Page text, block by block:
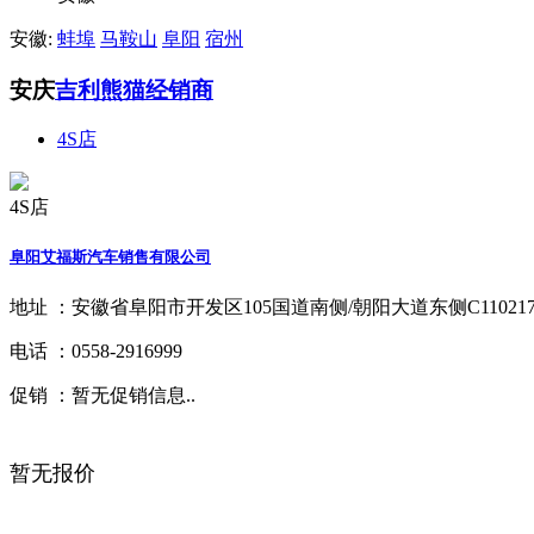
安徽: 蚌埠 马鞍山 阜阳 宿州
安庆吉利熊猫经销商
4S店
4S店
阜阳艾福斯汽车销售有限公司
地址 ： 安徽省阜阳市开发区105国道南侧/朝阳大道东侧
电话 ： 0558-2916999
促销 ： 暂无促销信息..
暂无报价